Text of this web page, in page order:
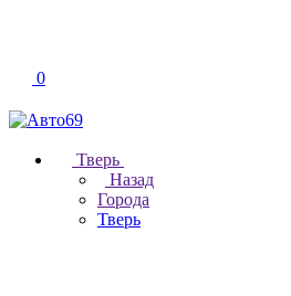
0
Тверь
Назад
Города
Тверь